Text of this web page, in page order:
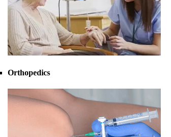
Orthopedics